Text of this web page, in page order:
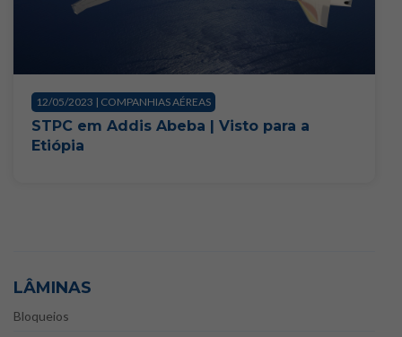
12/05/2023 | COMPANHIAS AÉREAS
STPC em Addis Abeba | Visto para a
Etiópia
LÂMINAS
Bloqueios